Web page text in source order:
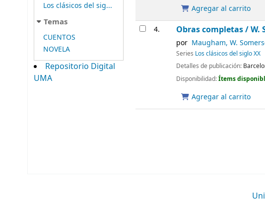
Los clásicos del sig...
Temas
CUENTOS
NOVELA
Repositorio Digital
UMA
Agregar al carrito
4. Obras completas /W.
por Maugham, W.
Series Los clásicos del siglo XX
Detalles de publicación:
Disponibilidad:Ítems
Agregar al carrito